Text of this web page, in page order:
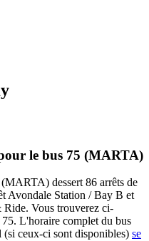
le bus 75 (MARTA)
dessert 86 arrêts de
Avondale Station / Bay B et
Ride. Vous trouverez ci-
75. L'horaire complet du bus
(si ceux-ci sont disponibles) se